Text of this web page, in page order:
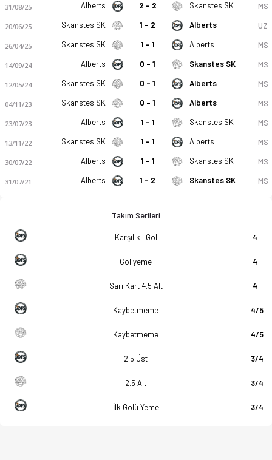
31/08/25 Alberts 2 - 2 Skanstes SK MS
20/06/25 Skanstes SK 1 - 2 Alberts UZ
26/04/25 Skanstes SK 1 - 1 Alberts MS
14/09/24 Alberts 0 - 1 Skanstes SK MS
12/05/24 Skanstes SK 0 - 1 Alberts MS
04/11/23 Skanstes SK 0 - 1 Alberts MS
23/07/23 Alberts 1 - 1 Skanstes SK MS
13/11/22 Skanstes SK 1 - 1 Alberts MS
30/07/22 Alberts 1 - 1 Skanstes SK MS
31/07/21 Alberts 1 - 2 Skanstes SK MS
Takım Serileri
Karşılıklı Gol 4
Gol yeme 4
Sarı Kart 4.5 Alt 4
Kaybetmeme 4/5
Kaybetmeme 4/5
2.5 Üst 3/4
2.5 Alt 3/4
İlk Golü Yeme 3/4